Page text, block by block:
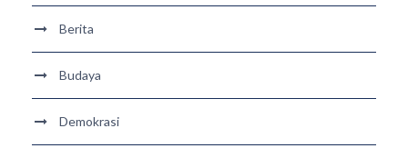
Berita
Budaya
Demokrasi